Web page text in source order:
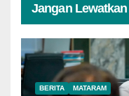
Jangan Lewatkan
BERITA MATARAM